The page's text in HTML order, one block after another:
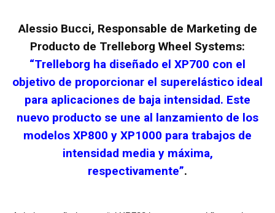
Alessio Bucci, Responsable de Marketing de
Producto de Trelleborg Wheel Systems:
“Trelleborg ha diseñado el XP700 con el
objetivo de proporcionar el superelástico ideal
para aplicaciones de baja intensidad. Este
nuevo producto se une al lanzamiento de los
modelos XP800 y XP1000 para trabajos de
intensidad media y máxima,
respectivamente”.